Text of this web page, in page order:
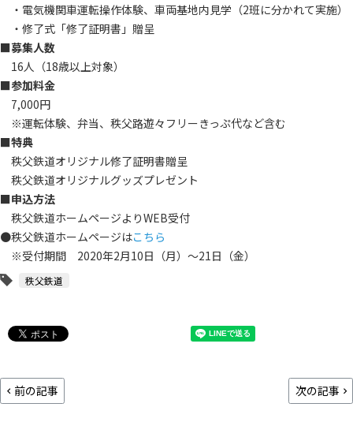
・電気機関車運転操作体験、車両基地内見学（2班に分かれて実施）
・修了式「修了証明書」贈呈
■募集人数
16人（18歳以上対象）
■参加料金
7,000円
※運転体験、弁当、秩父路遊々フリーきっぷ代など含む
■特典
秩父鉄道オリジナル修了証明書贈呈
秩父鉄道オリジナルグッズプレゼント
■申込方法
秩父鉄道ホームページよりWEB受付
●秩父鉄道ホームページはこちら
※受付期間 2020年2月10日（月）～21日（金）
秩父鉄道
前の記事 次の記事